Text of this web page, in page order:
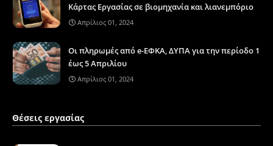
Κάρτας Εργασίας σε βιομηχανία και λιανεμπόριο
Απρίλιος 01, 2024
Οι πληρωμές από e-ΕΦΚΑ, ΔΥΠΑ για την περίοδο 1
έως 5 Απριλίου
Απρίλιος 01, 2024
Θέσεις εργασίας